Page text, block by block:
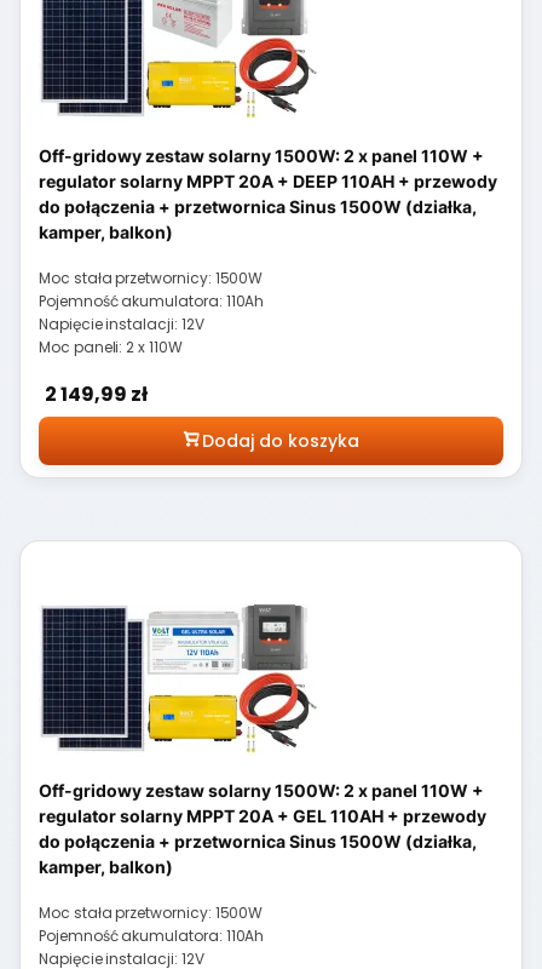
Off-gridowy zestaw solarny 1500W: 2 x panel 110W +
regulator solarny MPPT 20A + DEEP 110AH + przewody
do połączenia + przetwornica Sinus 1500W (działka,
kamper, balkon)
Moc stała przetwornicy: 1500W
Pojemność akumulatora: 110Ah
Napięcie instalacji: 12V
Moc paneli: 2 x 110W
Cena
2 149,99 zł
Dodaj do koszyka
Off-gridowy zestaw solarny 1500W: 2 x panel 110W +
regulator solarny MPPT 20A + GEL 110AH + przewody
do połączenia + przetwornica Sinus 1500W (działka,
kamper, balkon)
Moc stała przetwornicy: 1500W
Pojemność akumulatora: 110Ah
Napięcie instalacji: 12V